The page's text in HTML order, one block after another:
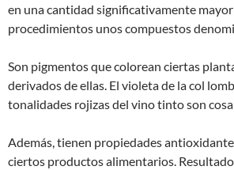
en una cantidad significativamente
procedimientos unos compuestos
Son pigmentos que colorean ciertas
derivados de ellas. El violeta de la col
tonalidades rojizas del vino tinto son
Además, tienen propiedades
ciertos productos alimentarios.